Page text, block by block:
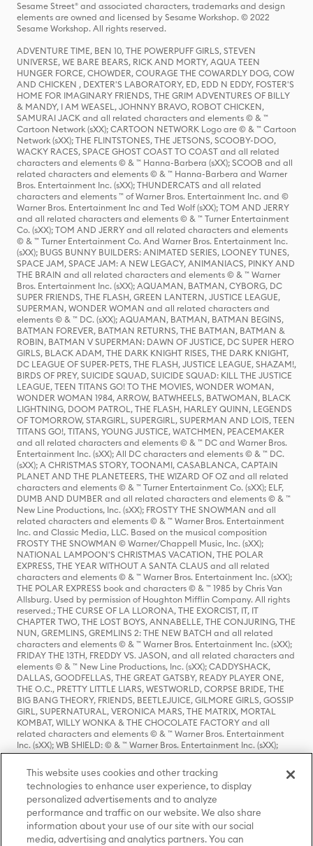
Sesame Street® and associated characters, trademarks and design
elements are owned and licensed by Sesame Workshop. © 2022
Sesame Workshop. All rights reserved.
ADVENTURE TIME, BEN 10, THE POWERPUFF GIRLS, STEVEN
UNIVERSE, WE BARE BEARS, RICK AND MORTY, AQUA TEEN
HUNGER FORCE, CHOWDER, COURAGE THE COWARDLY DOG, COW
AND CHICKEN , DEXTER'S LABORATORY, ED, EDD N EDDY, FOSTER'S
HOME FOR IMAGINARY FRIENDS, THE GRIM ADVENTURES OF BILLY
& MANDY, I AM WEASEL, JOHNNY BRAVO, ROBOT CHICKEN,
SAMURAI JACK and all related characters and elements © & ™
Cartoon Network (sXX); CARTOON NETWORK Logo are © & ™ Cartoon
Network (sXX); THE FLINTSTONES, THE JETSONS, SCOOBY-DOO,
WACKY RACES, SPACE GHOST COAST TO COAST and all related
characters and elements © & ™ Hanna-Barbera (sXX); SCOOB and all
related characters and elements © & ™ Hanna-Barbera and Warner
Bros. Entertainment Inc. (sXX); THUNDERCATS and all related
characters and elements ™ of Warner Bros. Entertainment Inc. and ©
Warner Bros. Entertainment Inc and Ted Wolf (sXX); TOM AND JERRY
and all related characters and elements © & ™ Turner Entertainment
Co. (sXX); TOM AND JERRY and all related characters and elements
© & ™ Turner Entertainment Co. And Warner Bros. Entertainment Inc.
(sXX); BUGS BUNNY BUILDERS: ANIMATED SERIES, LOONEY TUNES,
SPACE JAM, SPACE JAM: A NEW LEGACY, ANIMANIACS, PINKY AND
THE BRAIN and all related characters and elements © & ™ Warner
Bros. Entertainment Inc. (sXX); AQUAMAN, BATMAN, CYBORG, DC
SUPER FRIENDS, THE FLASH, GREEN LANTERN, JUSTICE LEAGUE,
SUPERMAN, WONDER WOMAN and all related characters and
elements © & ™ DC. (sXX); AQUAMAN, BATMAN, BATMAN BEGINS,
BATMAN FOREVER, BATMAN RETURNS, THE BATMAN, BATMAN &
ROBIN, BATMAN V SUPERMAN: DAWN OF JUSTICE, DC SUPER HERO
GIRLS, BLACK ADAM, THE DARK KNIGHT RISES, THE DARK KNIGHT,
DC LEAGUE OF SUPER-PETS, THE FLASH, JUSTICE LEAGUE, SHAZAM!,
BIRDS OF PREY, SUICIDE SQUAD, SUICIDE SQUAD: KILL THE JUSTICE
LEAGUE, TEEN TITANS GO! TO THE MOVIES, WONDER WOMAN,
WONDER WOMAN 1984, ARROW, BATWHEELS, BATWOMAN, BLACK
LIGHTNING, DOOM PATROL, THE FLASH, HARLEY QUINN, LEGENDS
OF TOMORROW, STARGIRL, SUPERGIRL, SUPERMAN AND LOIS, TEEN
TITANS GO!, TITANS, YOUNG JUSTICE, WATCHMEN, PEACEMAKER
and all related characters and elements © & ™ DC and Warner Bros.
Entertainment Inc. (sXX); All DC characters and elements © & ™ DC.
(sXX); A CHRISTMAS STORY, TOONAMI, CASABLANCA, CAPTAIN
PLANET AND THE PLANETEERS, THE WIZARD OF OZ and all related
characters and elements © & ™ Turner Entertainment Co. (sXX); ELF,
DUMB AND DUMBER and all related characters and elements © & ™
New Line Productions, Inc. (sXX); FROSTY THE SNOWMAN and all
related characters and elements © & ™ Warner Bros. Entertainment
Inc. and Classic Media, LLC. Based on the musical composition
FROSTY THE SNOWMAN © Warner/Chappell Music, Inc. (sXX);
NATIONAL LAMPOON'S CHRISTMAS VACATION, THE POLAR
EXPRESS, THE YEAR WITHOUT A SANTA CLAUS and all related
characters and elements © & ™ Warner Bros. Entertainment Inc. (sXX);
THE POLAR EXPRESS book and characters © & ™ 1985 by Chris Van
Allsburg. Used by permission of Houghton Mifflin Company. All rights
reserved.; THE CURSE OF LA LLORONA, THE EXORCIST, IT, IT
CHAPTER TWO, THE LOST BOYS, ANNABELLE, THE CONJURING, THE
NUN, GREMLINS, GREMLINS 2: THE NEW BATCH and all related
characters and elements © & ™ Warner Bros. Entertainment Inc. (sXX);
FRIDAY THE 13TH, FREDDY VS. JASON, and all related characters and
elements © & ™ New Line Productions, Inc. (sXX); CADDYSHACK,
DALLAS, GOODFELLAS, THE GREAT GATSBY, READY PLAYER ONE,
THE O.C., PRETTY LITTLE LIARS, WESTWORLD, CORPSE BRIDE, THE
BIG BANG THEORY, FRIENDS, BEETLEJUICE, GILMORE GIRLS, GOSSIP
GIRL, SUPERNATURAL, VERONICA MARS, THE MATRIX, MORTAL
KOMBAT, WILLY WONKA & THE CHOCOLATE FACTORY and all
related characters and elements © & ™ Warner Bros. Entertainment
Inc. (sXX); WB SHIELD: © & ™ Warner Bros. Entertainment Inc. (sXX);
HOUSE OF THE DRAGON, GAME OF THRONES, and all related
characters and elements © & ™ Home Box Office, Inc. (sXX); CHILLING
ADVENTURES OF SABRINA, RIVERDALE © & ™ Warner Bros.
Entertainment Inc. Archie Comics and all related characters and
elements © & ™ Archie Comic Publications, Inc. Used with permission.
(sXX); SEINFELD and all related characters and elements © & ™ Castle
Rock Entertainment. (sXX); TED LASSO © & ™ Warner Bros.
Entertainment Inc. & Universal Television LLC (sXX); THE HOBBIT: AN
This website uses cookies and other tracking
technologies to enhance user experience, to display
personalized advertisements and to analyze
performance and traffic on our website. We also share
information about your use of our site with our social
media, advertising and analytics partners. You can